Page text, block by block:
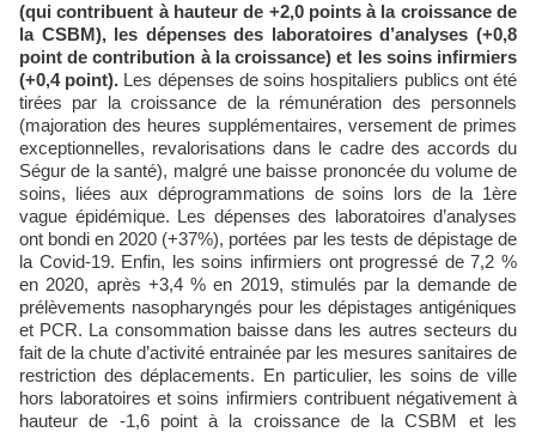
(qui contribuent à hauteur de +2,0 points à la croissance de
la CSBM), les dépenses des laboratoires d’analyses (+0,8
point de contribution à la croissance) et les soins infirmiers
(+0,4 point). Les dépenses de soins hospitaliers publics ont été
tirées par la croissance de la rémunération des personnels
(majoration des heures supplémentaires, versement de primes
exceptionnelles, revalorisations dans le cadre des accords du
Ségur de la santé), malgré une baisse prononcée du volume de
soins, liées aux déprogrammations de soins lors de la 1ère
vague épidémique. Les dépenses des laboratoires d’analyses
ont bondi en 2020 (+37%), portées par les tests de dépistage de
la Covid-19. Enfin, les soins infirmiers ont progressé de 7,2 %
en 2020, après +3,4 % en 2019, stimulés par la demande de
prélèvements nasopharyngés pour les dépistages antigéniques
et PCR. La consommation baisse dans les autres secteurs du
fait de la chute d’activité entrainée par les mesures sanitaires de
restriction des déplacements. En particulier, les soins de ville
hors laboratoires et soins infirmiers contribuent négativement à
hauteur de -1,6 point à la croissance de la CSBM et les